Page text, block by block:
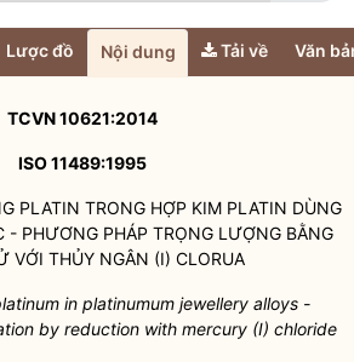
Lược đồ Nội dung Tải về Văn
TCVN 10621:2014
ISO 11489:1995
PLATIN TRONG HỢP KIM PLATIN DÙNG
- PHƯƠNG PHÁP TRỌNG LƯỢNG BẰNG
VỚI THỦY NGÂN (I) CLORUA
in platinumum jewellery alloys -
by reduction with mercury (I) chloride